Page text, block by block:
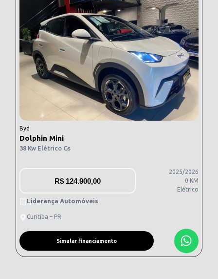
Byd
Dolphin Mini
38 Kw Elétrico Gs
R$ 124.900,00
2025/2026
0 KM
Elétrico
Liderança Automóveis
Curitiba – PR
Simular financiamento